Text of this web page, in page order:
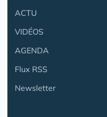
ACTU
VIDÉOS
AGENDA
Flux RSS
Newsletter